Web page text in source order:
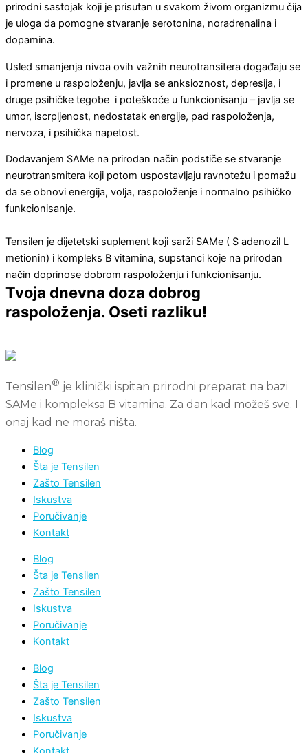
prirodni sastojak koji je prisutan u svakom živom organizmu čija
je uloga da pomogne stvaranje serotonina, noradrenalina i
dopamina.
Usled smanjenja nivoa ovih važnih neurotransitera događaju se
i promene u raspoloženju, javlja se anksioznost, depresija, i
druge psihičke tegobe i poteškoće u funkcionisanju – javlja se
umor, iscrpljenost, nedostatak energije, pad raspoloženja,
nervoza, i psihička napetost.
Dodavanjem SAMe na prirodan način podstiče se stvaranje
neurotransmitera koji potom uspostavljaju ravnotežu i pomažu
da se obnovi energija, volja, raspoloženje i normalno psihičko
funkcionisanje.
Tensilen je dijetetski suplement koji sarži SAMe ( S adenozil L
metionin) i kompleks B vitamina, supstanci koje na prirodan
način doprinose dobrom raspoloženju i funkcionisanju.
Tvoja dnevna doza dobrog
raspoloženja. Oseti razliku!
Tensilen® je klinički ispitan prirodni preparat na bazi
SAMe i kompleksa B vitamina. Za dan kad možeš sve. I
onaj kad ne moraš ništa.
Blog
Šta je Tensilen
Zašto Tensilen
Iskustva
Poručivanje
Kontakt
Blog
Šta je Tensilen
Zašto Tensilen
Iskustva
Poručivanje
Kontakt
Blog
Šta je Tensilen
Zašto Tensilen
Iskustva
Poručivanje